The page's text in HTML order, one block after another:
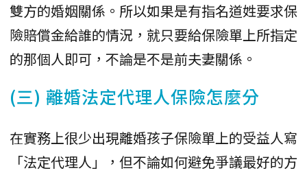
雙方的婚姻關係。所以如果是有指名道姓要求保
險賠償金給誰的情況，就只要給保險單上所指定
的那個人即可，不論是不是前夫妻關係。
(三) 離婚法定代理人保險怎麼分
在實務上很少出現離婚孩子保險單上的受益人寫
「法定代理人」，但不論如何避免爭議最好的方